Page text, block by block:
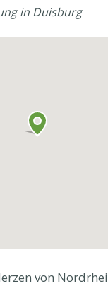
in Duisburg
von